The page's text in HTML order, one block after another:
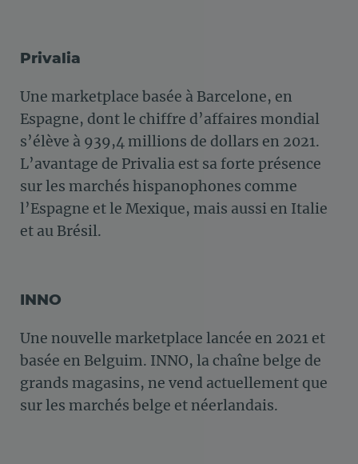
Privalia
Une marketplace basée à Barcelone, en
Espagne, dont le chiffre d’affaires mondial
s’élève à 939,4 millions de dollars en 2021.
L’avantage de Privalia est sa forte présence
sur les marchés hispanophones comme
l’Espagne et le Mexique, mais aussi en Italie
et au Brésil.
INNO
Une nouvelle marketplace lancée en 2021 et
basée en Belguim. INNO, la chaîne belge de
grands magasins, ne vend actuellement que
sur les marchés belge et néerlandais.